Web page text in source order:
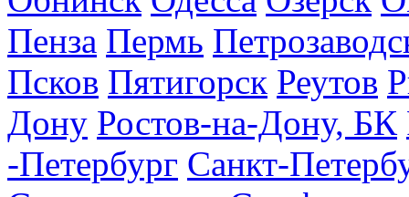
Пенза Пермь
Псков Пятигорск Реутов
Дону Ростов-на-Дону, БК
-Петербург Санкт-